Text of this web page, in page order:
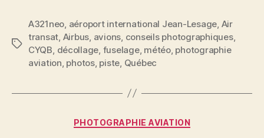
Étiquettes
A321neo aéroport international Jean-Lesage Air
transat Airbus avions conseils photographiques,
CYQB décollage fuselage, météo, photographie
aviation photos, piste Québec
Catégories
PHOTOGRAPHIE AVIATION